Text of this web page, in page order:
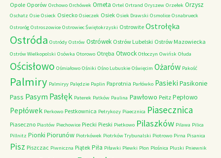
Opole Oporów Orchowo Orchówek Orneta Ortel Ortrand Oryszew Orzełek Orzysz
Oschatz Osie Osieck Osiecko Osieczek Osiek Osiek Drawski Osmolice Osnabrueck
Ostroróg Ostroszowice Ostrowiec Świętokrzyski Ostrowite Ostrołęka
Ostróda Ostródy Ostrów Ostrówek Ostrów Lubelski Ostrów Mazowiecka
Ostrów Wielkopolski Osówka Otorowo Otręba Otwock Otłoczyn Owińsk Ołuda
Ościsłowo Ośmiałowo Ośniki Ośno Lubuskie Oświęcim Ożarów Pakość
Palmiry Palmiryy Palędzie Paplin Paprotnia Parłówko Pasieki Pasikonie
Pass PasymPasłęk Paterek Patków Paulina Pawłowo Peitz Pepłowo
Pepłówek Perkowo Pestkownica Petrykozy Piaecznica Piasecznica
Piaseczno Piastów Piechowice Piecki Pieski Pietkowo Pilaszków Pilawa Pilica
Pillnitz Pionki Piorunów Piotrkówek Piotrków Trybunalski Piotrowo Pirna Pisanica
Pisz Piszczac Piwniczna Piątek Piła Piławki Plewki Plon Plośnica Pluski Pniewnik